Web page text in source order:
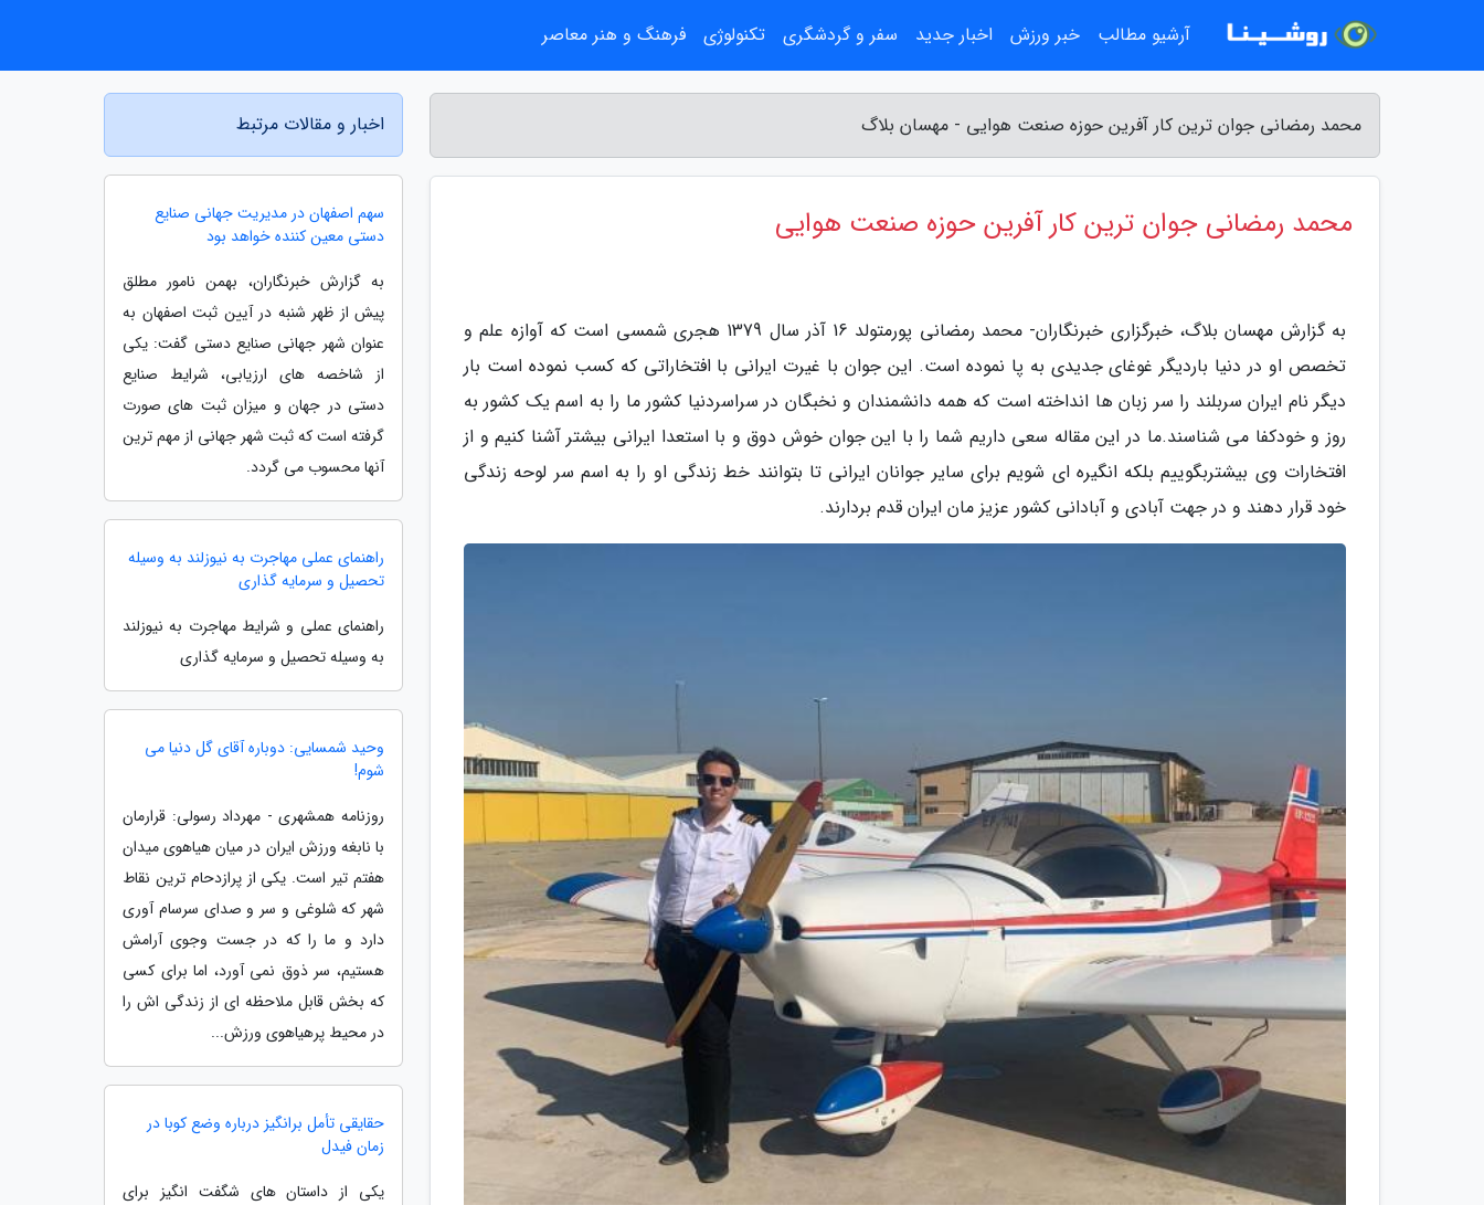
محمد رمضانی جوان ترین کار آفرین حوزه صنعت هوایی - مهسان بلاگ
محمد رمضانی جوان ترین کار آفرین حوزه صنعت هوایی
به گزارش مهسان بلاگ، خبرگزاری خبرنگاران- محمد رمضانی پورمتولد 16 آذر سال 1379 هجری شمسی است که آوازه علم و
تخصص او در دنیا باردیگر غوغای جدیدی به پا نموده است. این جوان با غیرت ایرانی با افتخاراتی که کسب نموده است بار
دیگر نام ایران سربلند را سر زبان ها انداخته است که همه دانشمندان و نخبگان در سراسردنیا کشور ما را به اسم یک کشور به
روز و خودکفا می شناسند.ما در این مقاله سعی داریم شما را با این جوان خوش دوق و با استعدا ایرانی بیشتر آشنا کنیم و از
افتخارات وی بیشتربگوییم بلکه انگیره ای شویم برای سایر جوانان ایرانی تا بتوانند خط زندگی او را به اسم سر لوحه زندگی
خود قرار دهند و در جهت آبادی و آبادانی کشور عزیز مان ایران قدم بردارند.
اخبار و مقالات مرتبط
سهم اصفهان در مدیریت جهانی صنایع
دستی معین کننده خواهد بود
به گزارش خبرنگاران، بهمن نامور مطلق
پیش از ظهر شنبه در آیین ثبت اصفهان به
عنوان شهر جهانی صنایع دستی گفت: یکى
از شاخصه های ارزیابی، شرایط صنایع
دستی در جهان و میزان ثبت های صورت
گرفته است که ثبت شهر جهانی از مهم ترین
آنها محسوب می گردد.
راهنمای عملی مهاجرت به نیوزلند به وسیله
تحصیل و سرمایه گذاری
راهنمای عملی و شرایط مهاجرت به نیوزلند
به وسیله تحصیل و سرمایه گذاری
وحید شمسایی: دوباره آقای گل دنیا می
شوم!
روزنامه همشهری - مهرداد رسولی: قرارمان
با نابغه ورزش ایران در میان هیاهوی میدان
هفتم تیر است. یکی از پرازدحام ترین نقاط
شهر که شلوغی و سر و صدای سرسام آوری
دارد و ما را که در جست وجوی آرامش
هستیم، سر ذوق نمی آورد، اما برای کسی
که بخش قابل ملاحظه ای از زندگی اش را
در محیط پرهیاهوی ورزش...
حقایقی تأمل برانگیز درباره وضع کوبا در
زمان فیدل
یکی از داستان های شگفت انگیز برای
آرشیو مطالب خبر ورزش اخبار جدید سفر و گردشگری تکنولوژی فرهنگ و هنر معاصر